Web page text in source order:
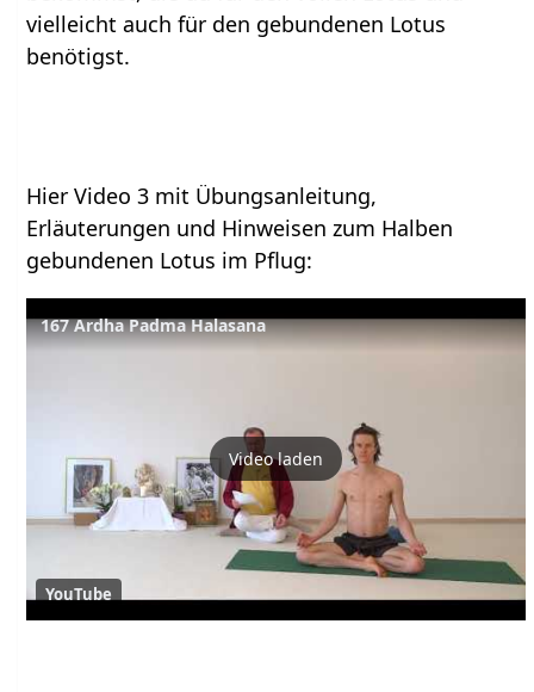
vielleicht auch für den gebundenen Lotus
benötigst.
Hier Video 3 mit Übungsanleitung,
Erläuterungen und Hinweisen zum Halben
gebundenen Lotus im Pflug:
167 Ardha Padma Halasana
Video laden
YouTube